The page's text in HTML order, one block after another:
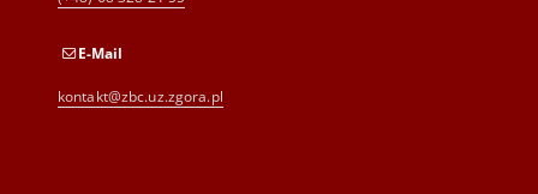
E-Mail
kontakt@zbc.uz.zgora.pl